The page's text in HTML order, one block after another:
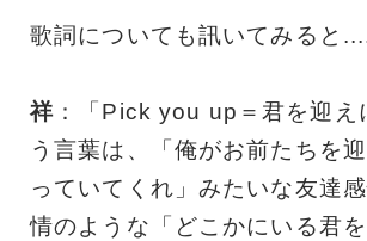
歌詞についても訊いてみると
祥 ：「Pick you up＝君を迎え
う言葉は、「俺がお前たちを
っていてくれ」みたいな友達
情のような「どこかにいる君